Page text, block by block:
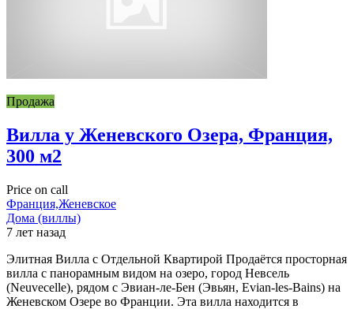
Продажа
Вилла у Женевского Озера, Франция,
300 м2
Price on call
Франция,Женевское
Дома (виллы)
7 лет назад
Элитная Вилла с Отдельной Квартирой Продаётся просторная
вилла с панорамным видом на озеро, город Невсель
(Neuvecelle), рядом с Эвиан-ле-Бен (Эвьян, Evian-les-Bains) на
Женевском Озере во Франции. Эта вилла находится в